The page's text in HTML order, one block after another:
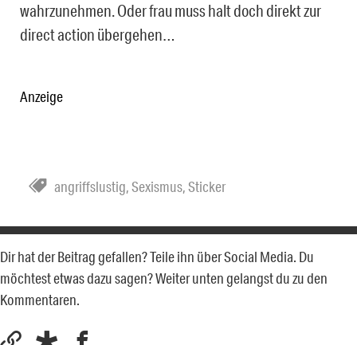
wahrzunehmen. Oder frau muss halt doch direkt zur
direct action übergehen…
Anzeige
angriffslustig,Sexismus,Sticker
Dir hat der Beitrag gefallen? Teile ihn über Social Media. Du
möchtest etwas dazu sagen? Weiter unten gelangst du zu den
Kommentaren.